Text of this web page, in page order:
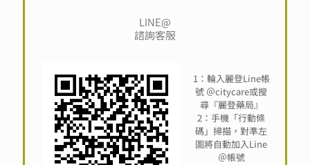
LINE@
諮詢客服
1：輪入麗登Line帳
號 ＠citycare或搜
尋『麗登藥局』
2：手機「行動條
碼」掃描，對準左
圖將自動加入Line
＠帳號